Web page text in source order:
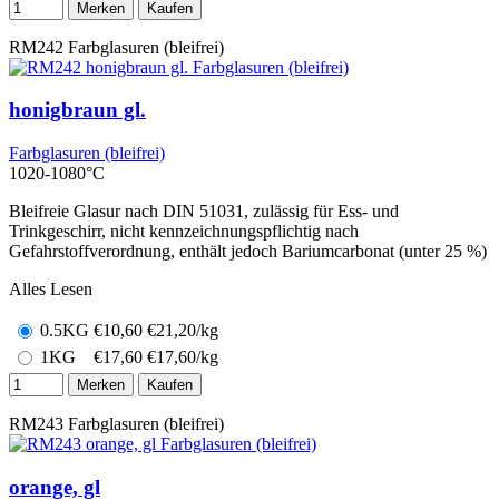
Merken Kaufen
RM242 Farbglasuren (bleifrei)
honigbraun gl.
Farbglasuren (bleifrei)
1020-1080°C
Bleifreie Glasur nach DIN 51031, zulässig für Ess- und
Trinkgeschirr, nicht kennzeichnungspflichtig nach
Gefahrstoffverordnung, enthält jedoch Bariumcarbonat (unter 25 %)
Alles Lesen
0.5KG €10,60 €21,20/kg
1KG
€17,60 €17,60/kg
Merken Kaufen
RM243 Farbglasuren (bleifrei)
orange, gl